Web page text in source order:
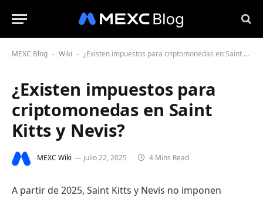
MEXC Blog - Wiki - ¿Existen impuestos para criptomonedas en Saint Kitts y Nevis?
¿Existen impuestos para
criptomonedas en Saint
Kitts y Nevis?
MEXC Wiki julio 22, 2025 4 Mins Read
A partir de 2025, Saint Kitts y Nevis no imponen